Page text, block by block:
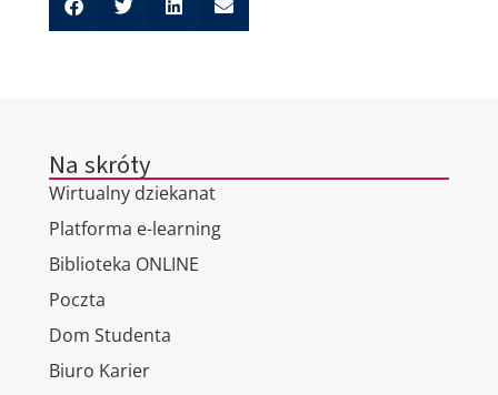
Na skróty
Wirtualny dziekanat
Platforma e-learning
Biblioteka ONLINE
Poczta
Dom Studenta
Biuro Karier